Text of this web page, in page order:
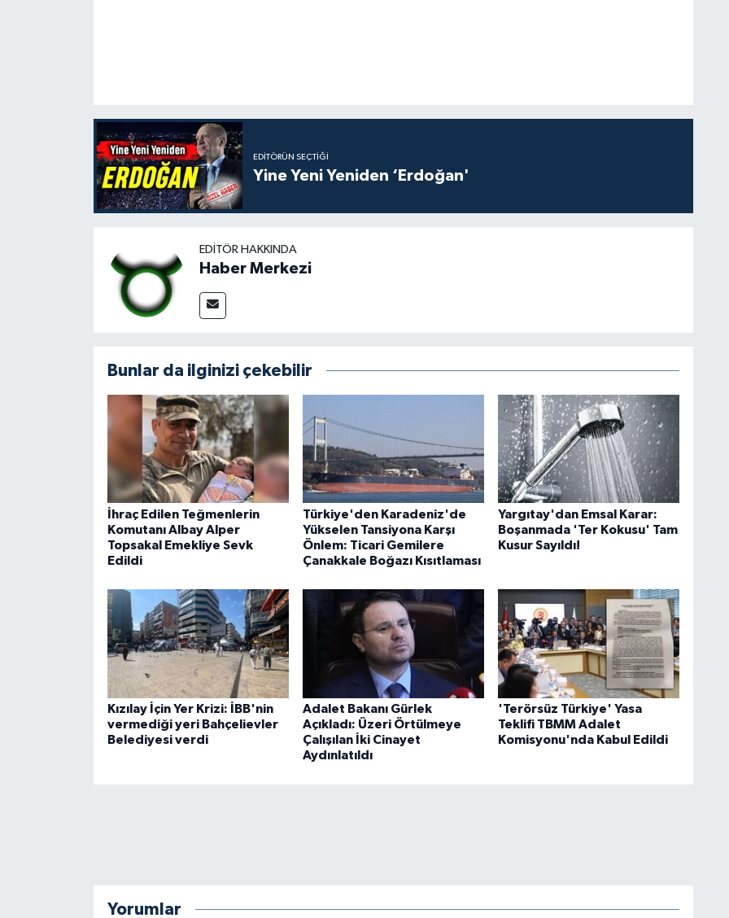
EDITÖRÜN SEÇTIĞI
Yine Yeni Yeniden ‘Erdoğan'
EDITÖR HAKKINDA
Haber Merkezi
Bunlar da ilginizi çekebilir
İhraç Edilen Teğmenlerin
Komutanı Albay Alper
Topsakal Emekliye Sevk
Edildi
Türkiye'den Karadeniz'de
Yükselen Tansiyona Karşı
Önlem: Ticari Gemilere
Çanakkale Boğazı Kısıtlaması
Yargıtay'dan Emsal Karar:
Boşanmada 'Ter Kokusu' Tam
Kusur Sayıldı!
Kızılay İçin Yer Krizi: İBB'nin
vermediği yeri Bahçelievler
Belediyesi verdi
Adalet Bakanı Gürlek
Açıkladı: Üzeri Örtülmeye
Çalışılan İki Cinayet
Aydınlatıldı
'Terörsüz Türkiye' Yasa
Teklifi TBMM Adalet
Komisyonu'nda Kabul Edildi
Yorumlar